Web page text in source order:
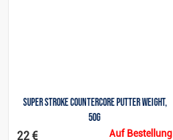
Super Stroke CounterCore Putter Weight,
50g
Auf Bestellung
22 €